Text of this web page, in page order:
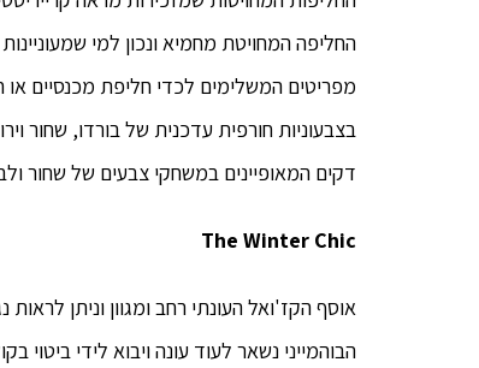
החליפה המחויטת מחמיא ונכון למי
מפריטים המשלימים לכדי חליפת מכנסיים או
בצבעוניות חורפית עדכנית של בורדו, שחור
דקים המאופיינים במשחקי צבעים של שחור
The Winter Chic
אוסף הקז'ואל העונתי רחב ומגוון וניתן
הבוהמייני נשאר לעוד עונה ויבוא לידי ביטוי